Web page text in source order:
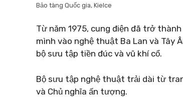
Bảo tàng Quốc gia, Kielce
Từ năm 1975, cung điện đã trở
mình vào nghệ thuật Ba Lan và Tây
bộ sưu tập tiền đúc và vũ khí cổ.
Bộ sưu tập nghệ thuật trải dài từ
và Chủ nghĩa ấn tượng.